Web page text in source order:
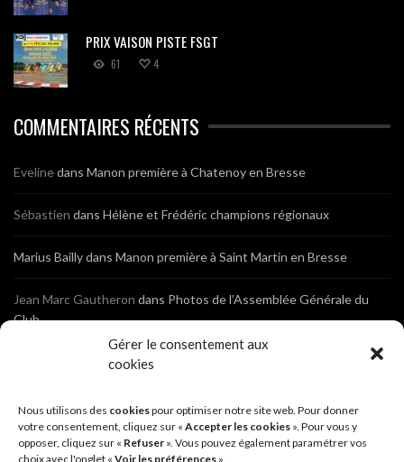
Gérer le consentement aux
cookies
Nous utilisons des cookiespour optimiser notre site web. Pour donner
votre consentement, cliquez sur « Accepter les cookies ». Pour vous y
opposer, cliquez sur « Refuser ». Vous pouvez également paramétrer vos
choix avec l'onglet « Voir les préférences ».
PRIX VAISON PISTE FSGT
61 4
COMMENTAIRES RÉCENTS
Evelinedans Manon première à Chatenoy en Bresse
Sébastien dans Hélène et Frédéric champions régionaux
Marius Baillydans Manon première à Saint Martin en Bresse
Jean Marc Gautheron dans Photos de l’Assemblée Générale du
Club
Photos de l’Assemblée Générale du Club
Sébastien dans Cyclocross de Brochon (21)
Breniauxdans Cyclocross de Brochon (21)